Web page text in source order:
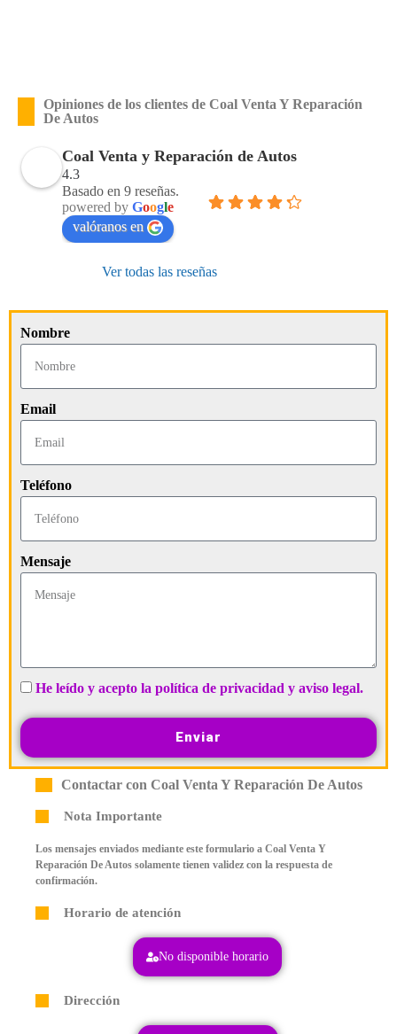
Opiniones de los clientes de Coal Venta Y Reparación
De Autos
Coal Venta y Reparación de Autos
4.3
Basado en 9 reseñas.
powered by Google
valóranos en
Ver todas las reseñas
Nombre
Email
Teléfono
Mensaje
He leído y acepto la política de privacidad y aviso legal.
Enviar
Contactar con Coal Venta Y Reparación De Autos
Nota Importante
Los mensajes enviados mediante este formulario a Coal Venta Y
Reparación De Autos solamente tienen validez con la respuesta de
confirmación.
Horario de atención
No disponible horario
Dirección